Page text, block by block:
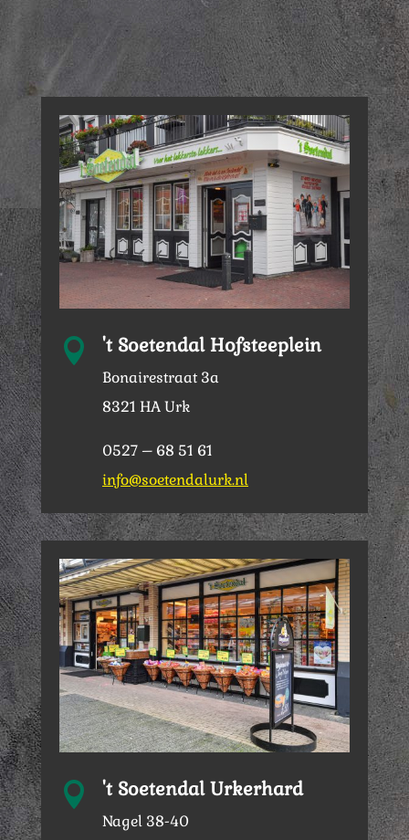
 't Soetendal Hofsteeplein
Bonairestraat 3a
8321 HA Urk
0527 – 68 51 61
info@soetendalurk.nl
 't Soetendal Urkerhard
Nagel 38-40